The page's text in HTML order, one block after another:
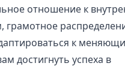
отношение к
грамотное
к
достигнуть успеха в